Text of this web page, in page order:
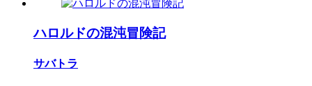
ハロルドの混沌冒険記
サバトラ